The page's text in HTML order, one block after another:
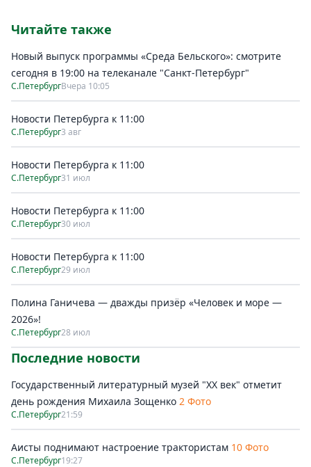
Читайте также
Новый выпуск программы «Среда Бельского»: смотрите
сегодня в 19:00 на телеканале "Санкт-Петербург"
С.ПетербургВчера 10:05
Новости Петербурга к 11:00
С.Петербург3 авг
Новости Петербурга к 11:00
С.Петербург31 июл
Новости Петербурга к 11:00
С.Петербург30 июл
Новости Петербурга к 11:00
С.Петербург29 июл
Полина Ганичева — дважды призёр «Человек и море —
2026»!
С.Петербург28 июл
Последние новости
Государственный литературный музей "ХХ век" отметит
день рождения Михаила Зощенко 2 Фото
С.Петербург21:59
Аисты поднимают настроение трактористам 10 Фото
С.Петербург19:27